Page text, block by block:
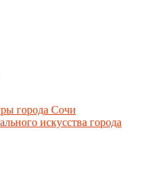
города Сочи
искусства города